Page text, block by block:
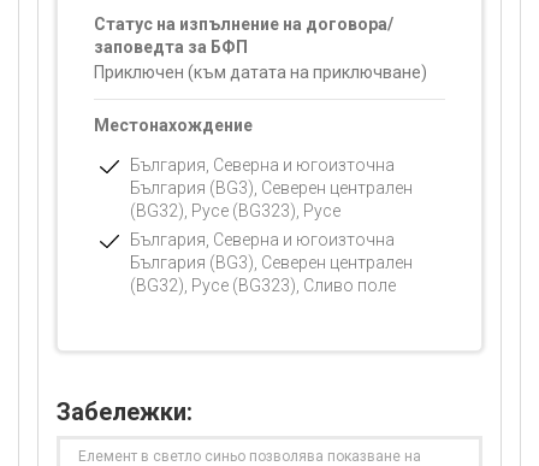
Статус на изпълнение на договора/
заповедта за БФП
Приключен (към датата на приключване)
Местонахождение
България, Северна и югоизточна
България (BG3), Северен централен
(BG32), Русе (BG323), Русе
България, Северна и югоизточна
България (BG3), Северен централен
(BG32), Русе (BG323), Сливо поле
Забележки:
Елемент в светло синьо позволява показване на